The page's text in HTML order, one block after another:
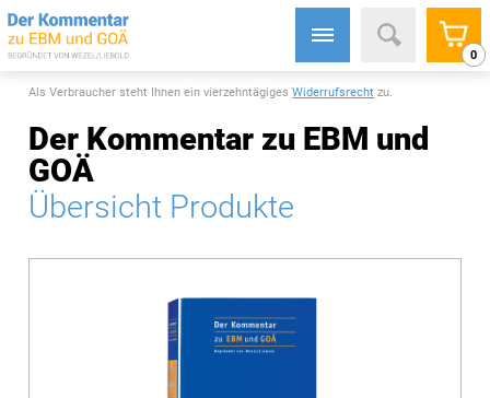
0
Als Verbraucher steht Ihnen ein vierzehntägigesWiderrufsrecht zu.
Der Kommentar zu EBM und
GOÄ
Übersicht Produkte